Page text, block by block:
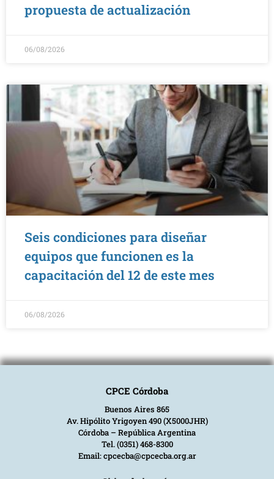
propuesta de actualización
06/08/2026
Seis condiciones para diseñar
equipos que funcionen es la
capacitación del 12 de este mes
06/08/2026
CPCE Córdoba
Buenos Aires 865
Av. Hipólito Yrigoyen 490 (X5000JHR)
Córdoba – República Argentina
Tel. (0351) 468-8300
Email: cpcecba@cpcecba.org.ar